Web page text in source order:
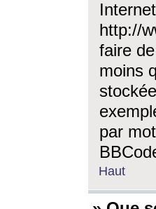
http://
faire
moins
par
Haut